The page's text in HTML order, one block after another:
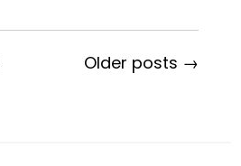
Older posts →